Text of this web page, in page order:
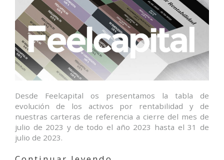
Desde Feelcapital os presentamos la tabla de
evolución de los activos por rentabilidad y de
nuestras carteras de referencia a cierre del mes de
julio de 2023 y de todo el año 2023 hasta el 31 de
julio de 2023.